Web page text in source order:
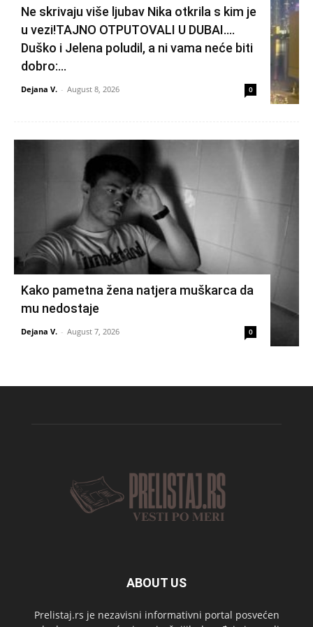
Ne skrivaju više ljubav Nika otkrila s kim je
u vezi!TAJNO OTPUTOVALI U DUBAI….
Duško i Jelena poludil, a ni vama neće biti
dobro:...
Dejana V. - August 8, 2026 0
Kako pametna žena natjera muškarca da
mu nedostaje
Dejana V. - August 7, 2026 0
ABOUT US
Prelistaj.rs je nezavisni informativni portal posvećen